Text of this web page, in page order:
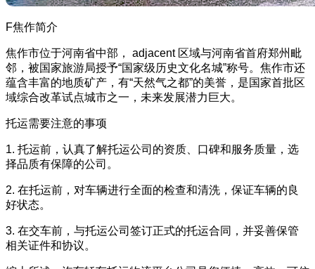
F焦作简介
焦作市位于河南省中部， adjacent 区域与河南省首府郑州毗
邻，被国家旅游局授予“国家级历史文化名城”称号。焦作市还
蕴含丰富的地质矿产，有“天然气之都”的美誉，是国家首批区
域综合改革试点城市之一，未来发展潜力巨大。
托运需要注意的事项
1. 托运前，认真了解托运公司的资质、口碑和服务质量，选
择品质有保障的公司。
2. 在托运前，对车辆进行全面的检查和清洗，保证车辆的良
好状态。
3. 在交车前，与托运公司签订正式的托运合同，并妥善保管
相关证件和协议。